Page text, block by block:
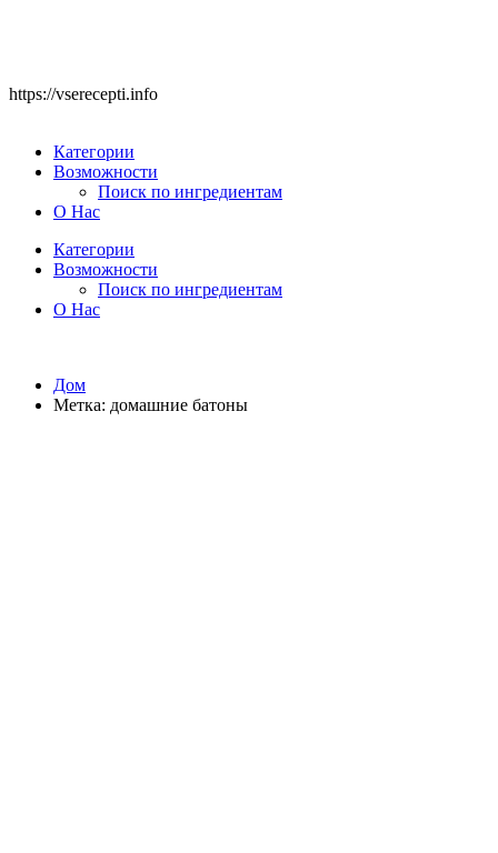
https://vserecepti.info
Категории
Возможности
Поиск по ингредиентам
О Нас
Категории
Возможности
Поиск по ингредиентам
О Нас
Дом
Метка: домашние батоны